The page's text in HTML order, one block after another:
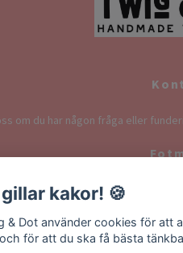
om du har någon fråga eller
Köpvillkor
kakor! 🍪
& Dot använder cookies för att
för att du ska få bästa